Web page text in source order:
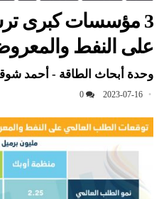
3 مؤسسات كبرى
على النفط والمعروض في
وحدة أبحاث الطاقة - أحمد
2023-07-16
0